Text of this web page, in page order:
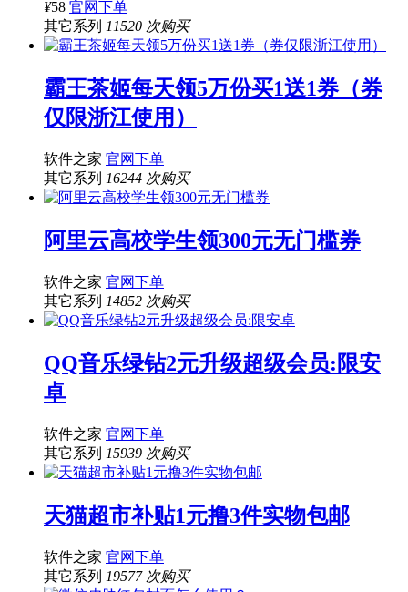
¥58 官网下单
其它系列 11520 次购买
霸王茶姬每天领5万份买1送1券（券
仅限浙江使用）
软件之家 官网下单
其它系列 16244 次购买
阿里云高校学生领300元无门槛券
软件之家 官网下单
其它系列 14852 次购买
QQ音乐绿钻2元升级超级会员:限安
卓
软件之家 官网下单
其它系列 15939 次购买
天猫超市补贴1元撸3件实物包邮
软件之家 官网下单
其它系列 19577 次购买